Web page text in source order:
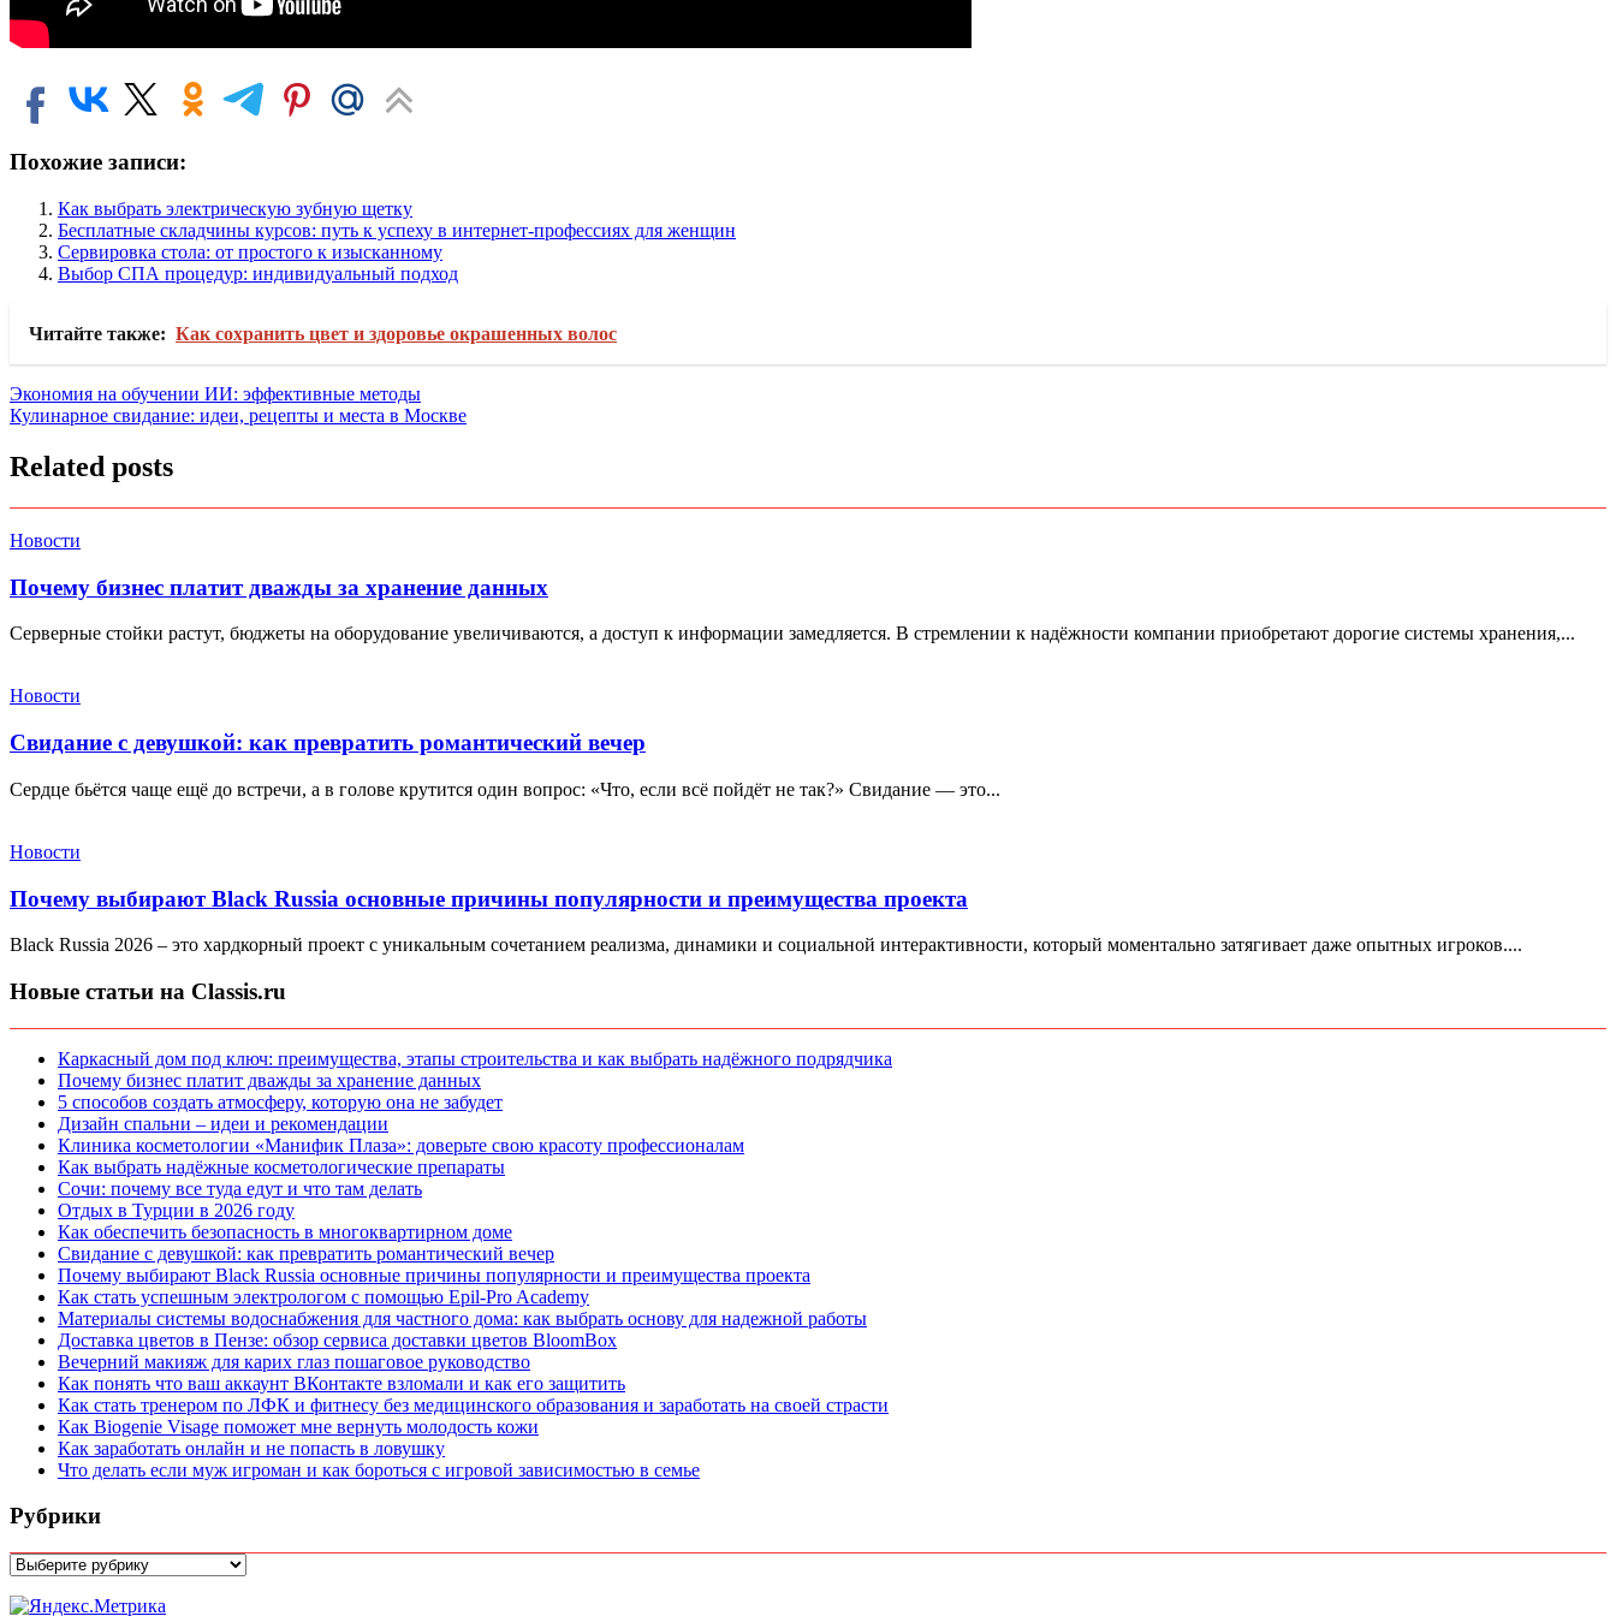
Похожие записи:
Как выбрать электрическую зубную щетку
Бесплатные складчины курсов: путь к успеху в интернет-профессиях для женщин
Сервировка стола: от простого к изысканному
Выбор СПА процедур: индивидуальный подход
Читайте также: Как сохранить цвет и здоровье окрашенных волос
Навигация
по
записям
Экономия на обучении ИИ: эффективные методы
Кулинарное свидание: идеи, рецепты и места в Москве
Related posts
Новости
Почему бизнес платит дважды за хранение данных
Серверные стойки растут, бюджеты на оборудование увеличиваются, а доступ к информации замедляется. В стремлении к надёжности компании приобретают дорогие системы хранения,...
Новости
Свидание с девушкой: как превратить романтический вечер
Сердце бьётся чаще ещё до встречи, а в голове крутится один вопрос: «Что, если всё пойдёт не так?» Свидание — это...
Новости
Почему выбирают Black Russia основные причины популярности и преимущества проекта
Black Russia 2026 – это хардкорный проект с уникальным сочетанием реализма, динамики и социальной интерактивности, который моментально затягивает даже опытных игроков....
Новые статьи на Classis.ru
Каркасный дом под ключ: преимущества, этапы строительства и как выбрать надёжного подрядчика
Почему бизнес платит дважды за хранение данных
5 способов создать атмосферу, которую она не забудет
Дизайн спальни – идеи и рекомендации
Клиника косметологии «Манифик Плаза»: доверьте свою красоту профессионалам
Как выбрать надёжные косметологические препараты
Сочи: почему все туда едут и что там делать
Отдых в Турции в 2026 году
Как обеспечить безопасность в многоквартирном доме
Свидание с девушкой: как превратить романтический вечер
Почему выбирают Black Russia основные причины популярности и преимущества проекта
Как стать успешным электрологом с помощью Epil-Pro Academy
Материалы системы водоснабжения для частного дома: как выбрать основу для надежной работы
Доставка цветов в Пензе: обзор сервиса доставки цветов BloomBox
Вечерний макияж для карих глаз пошаговое руководство
Как понять что ваш аккаунт ВКонтакте взломали и как его защитить
Как стать тренером по ЛФК и фитнесу без медицинского образования и заработать на своей страсти
Как Biogenie Visage поможет мне вернуть молодость кожи
Как заработать онлайн и не попасть в ловушку
Что делать если муж игроман и как бороться с игровой зависимостью в семье
Рубрики
Рубрики